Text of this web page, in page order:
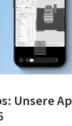
Unsere